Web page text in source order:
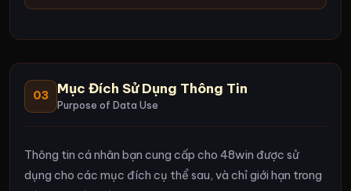
03 Mục Đích Sử Dụng Thông Tin
Purpose of Data Use
Thông tin cá nhân bạn cung cấp cho 48win được sử
dụng cho các mục đích cụ thể sau, và chỉ giới hạn trong